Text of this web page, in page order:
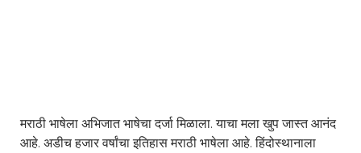
मराठी भाषेला अभिजात भाषेचा दर्जा मिळाला. याचा मला खुप जास्त आनंद
आहे. अडीच हजार वर्षांचा इतिहास मराठी भाषेला आहे. हिंदोस्थानाला